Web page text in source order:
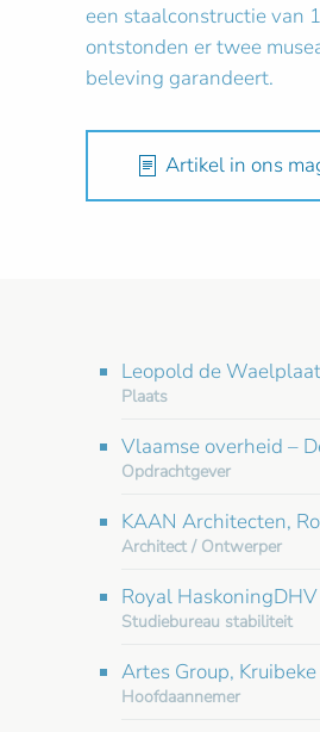
een staalconstructie van
ontstonden er twee
beleving garandeert.
Artikel in ons
Leopold de
Plaats
Vlaamse overheid –
Opdrachtgever
KAAN Architecten,
Architect / Ontwerper
Royal HaskoningDHV
Studiebureau stabiliteit
Artes Group, Kruibeke
Hoofdaannemer